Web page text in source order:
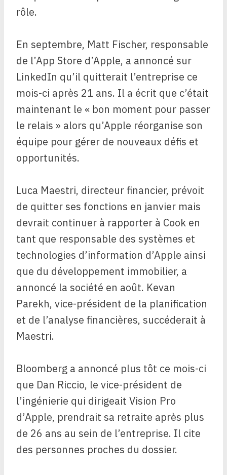
rôle.
En septembre, Matt Fischer, responsable
de l’App Store d’Apple, a annoncé sur
LinkedIn qu’il quitterait l’entreprise ce
mois-ci après 21 ans. Il a écrit que c’était
maintenant le « bon moment pour passer
le relais » alors qu’Apple réorganise son
équipe pour gérer de nouveaux défis et
opportunités.
Luca Maestri, directeur financier, prévoit
de quitter ses fonctions en janvier mais
devrait continuer à rapporter à Cook en
tant que responsable des systèmes et
technologies d’information d’Apple ainsi
que du développement immobilier, a
annoncé la société en août. Kevan
Parekh, vice-président de la planification
et de l’analyse financières, succéderait à
Maestri.
Bloomberg a annoncé plus tôt ce mois-ci
que Dan Riccio, le vice-président de
l’ingénierie qui dirigeait Vision Pro
d’Apple, prendrait sa retraite après plus
de 26 ans au sein de l’entreprise. Il cite
des personnes proches du dossier.